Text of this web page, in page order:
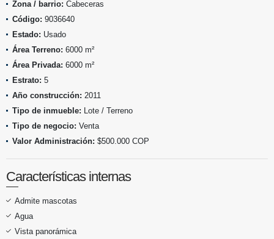
Zona / barrio: Cabeceras
Código: 9036640
Estado: Usado
Área Terreno: 6000 m²
Área Privada: 6000 m²
Estrato: 5
Año construcción: 2011
Tipo de inmueble: Lote / Terreno
Tipo de negocio: Venta
Valor Administración: $500.000 COP
Características internas
Admite mascotas
Agua
Vista panorámica